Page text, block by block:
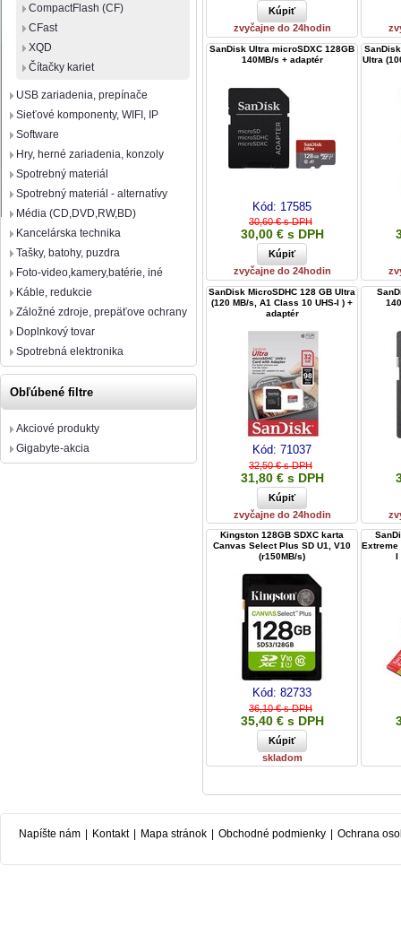
CompactFlash (CF)
CFast
XQD
Čítačky kariet
USB zariadenia, prepínače
Sieťové komponenty, WIFI, IP
Software
Hry, herné zariadenia, konzoly
Spotrebný materiál
Spotrebný materiál - alternatívy
Média (CD,DVD,RW,BD)
Kancelárska technika
Tašky, batohy, puzdra
Foto-video,kamery,batérie, iné
Káble, redukcie
Záložné zdroje, prepäťove ochrany
Doplnkový tovar
Spotrebná elektronika
Obľúbené filtre
Akciové produkty
Gigabyte-akcia
zvyčajne do 24hodin
SanDisk Ultra microSDXC 128GB
140MB/s + adaptér
Kód: 17585
30,60 € s DPH
30,00 € s DPH
zvyčajne do 24hodin
Ultra
SanDisk MicroSDHC 128 GB Ultra
(120 MB/s, A1 Class 10 UHS-I ) +
adaptér
Kód: 71037
32,50 € s DPH
31,80 € s DPH
zvyčajne do 24hodin
Kingston 128GB SDXC karta
Canvas Select Plus SD U1, V10
(r150MB/s)
Kód: 82733
36,10 € s DPH
35,40 € s DPH
skladom
Extreme
I
Napíšte nám Kontakt Mapa stránok Obchodné podmienky Ochrana